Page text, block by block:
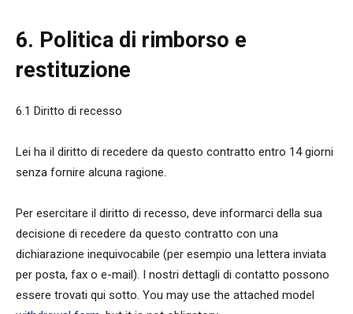
6. Politica di rimborso e
restituzione
6.1 Diritto di recesso
Lei ha il diritto di recedere da questo contratto entro 14 giorni
senza fornire alcuna ragione.
Per esercitare il diritto di recesso, deve informarci della sua
decisione di recedere da questo contratto con una
dichiarazione inequivocabile (per esempio una lettera inviata
per posta, fax o e-mail). I nostri dettagli di contatto possono
essere trovati qui sotto. You may use the attached model